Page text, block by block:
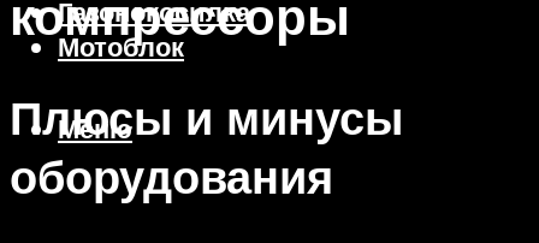
Газонокосилка
Мотоблок
Меню
компрессоры
Плюсы и минусы
оборудования